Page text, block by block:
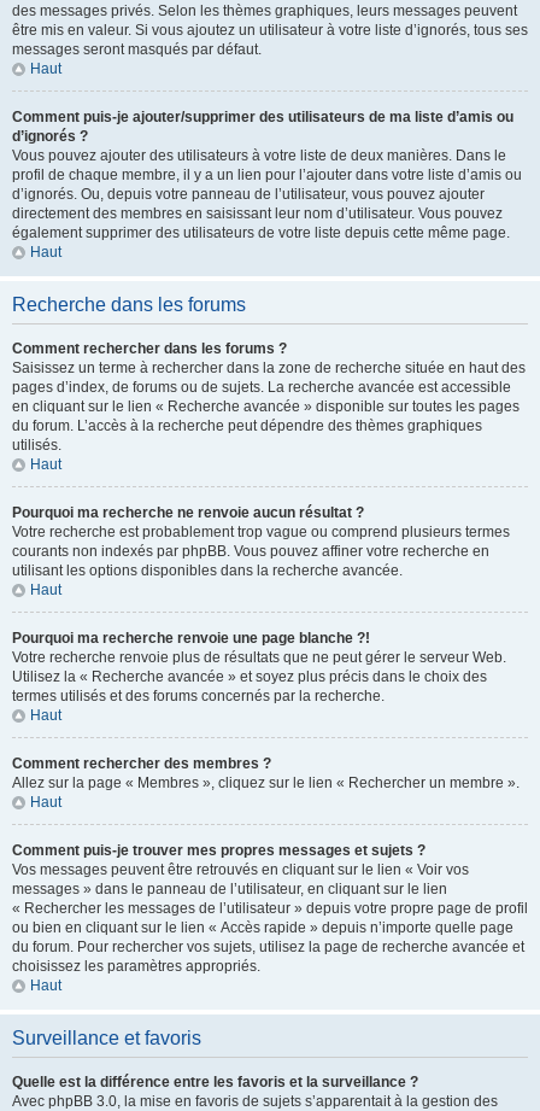
des messages privés. Selon les thèmes graphiques, leurs messages peuvent
être mis en valeur. Si vous ajoutez un utilisateur à votre liste d’ignorés, tous ses
messages seront masqués par défaut.
Haut
Comment puis-je ajouter/supprimer des utilisateurs de ma liste d’amis ou
d’ignorés ?
Vous pouvez ajouter des utilisateurs à votre liste de deux manières. Dans le
profil de chaque membre, il y a un lien pour l’ajouter dans votre liste d’amis ou
d’ignorés. Ou, depuis votre panneau de l’utilisateur, vous pouvez ajouter
directement des membres en saisissant leur nom d’utilisateur. Vous pouvez
également supprimer des utilisateurs de votre liste depuis cette même page.
Haut
Recherche dans les forums
Comment rechercher dans les forums ?
Saisissez un terme à rechercher dans la zone de recherche située en haut des
pages d’index, de forums ou de sujets. La recherche avancée est accessible
en cliquant sur le lien « Recherche avancée » disponible sur toutes les pages
du forum. L’accès à la recherche peut dépendre des thèmes graphiques
utilisés.
Haut
Pourquoi ma recherche ne renvoie aucun résultat ?
Votre recherche est probablement trop vague ou comprend plusieurs termes
courants non indexés par phpBB. Vous pouvez affiner votre recherche en
utilisant les options disponibles dans la recherche avancée.
Haut
Pourquoi ma recherche renvoie une page blanche ?!
Votre recherche renvoie plus de résultats que ne peut gérer le serveur Web.
Utilisez la « Recherche avancée » et soyez plus précis dans le choix des
termes utilisés et des forums concernés par la recherche.
Haut
Comment rechercher des membres ?
Allez sur la page « Membres », cliquez sur le lien « Rechercher un membre ».
Haut
Comment puis-je trouver mes propres messages et sujets ?
Vos messages peuvent être retrouvés en cliquant sur le lien « Voir vos
messages » dans le panneau de l’utilisateur, en cliquant sur le lien
« Rechercher les messages de l’utilisateur » depuis votre propre page de profil
ou bien en cliquant sur le lien « Accès rapide » depuis n’importe quelle page
du forum. Pour rechercher vos sujets, utilisez la page de recherche avancée et
choisissez les paramètres appropriés.
Haut
Surveillance et favoris
Quelle est la différence entre les favoris et la surveillance ?
Avec phpBB 3.0, la mise en favoris de sujets s’apparentait à la gestion des